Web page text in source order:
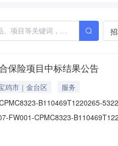
保险项目中标结果公告
鸡市｜金台区
服务
B110469T1220265-5322
FW001-CPMC8323-
评审(商务)报价评审详细评审(技术